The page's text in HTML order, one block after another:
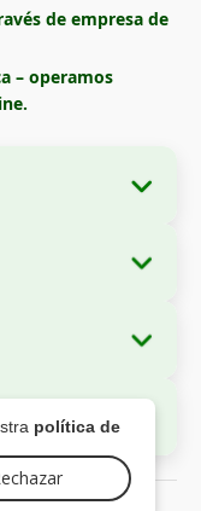
política de
de empresa de
– operamos
nr. 97,
(CUI):